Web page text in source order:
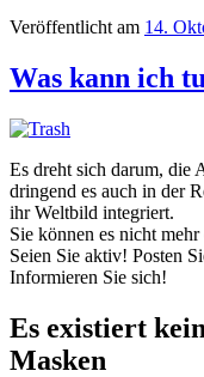
Veröffentlicht am 14.
Was kann ich
Es dreht sich darum, die
dringend es auch in der
ihr Weltbild integriert.
Sie können es nicht
Seien Sie aktiv! Posten
Informieren Sie sich!
Es existiert
Masken